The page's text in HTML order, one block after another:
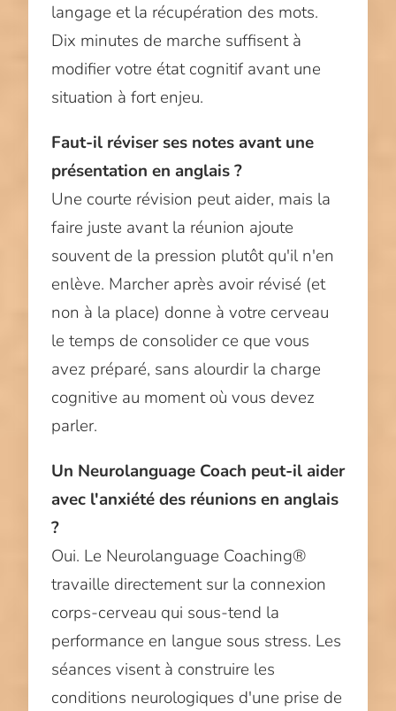
langage et la récupération des mots.
Dix minutes de marche suffisent à
modifier votre état cognitif avant une
situation à fort enjeu.
Faut-il réviser ses notes avant une
présentation en anglais ?
Une courte révision peut aider, mais la
faire juste avant la réunion ajoute
souvent de la pression plutôt qu'il n'en
enlève. Marcher après avoir révisé (et
non à la place) donne à votre cerveau
le temps de consolider ce que vous
avez préparé, sans alourdir la charge
cognitive au moment où vous devez
parler.
Un Neurolanguage Coach peut-il aider
avec l'anxiété des réunions en anglais
?
Oui. Le Neurolanguage Coaching®
travaille directement sur la connexion
corps-cerveau qui sous-tend la
performance en langue sous stress. Les
séances visent à construire les
conditions neurologiques d'une prise de